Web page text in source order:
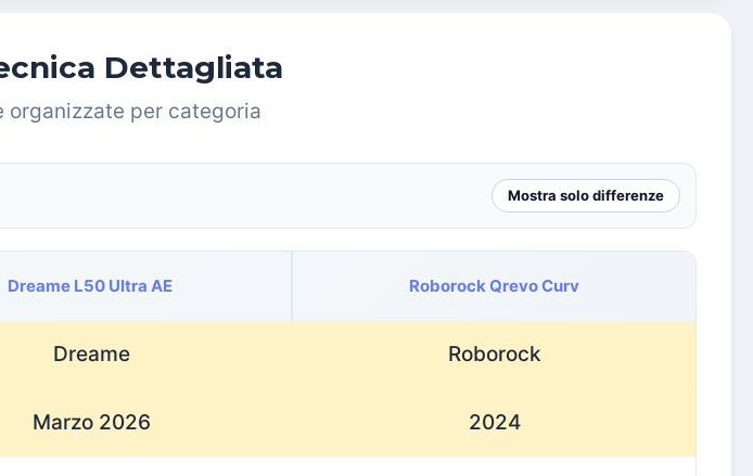
Dettagliata
per categoria
Mostra solo differenze
Dreame L50 Ultra AE Roborock Qrevo Curv
Dreame Roborock
Marzo 2026 2024